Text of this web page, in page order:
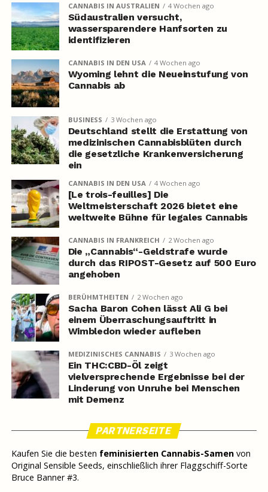
CANNABIS IN AUSTRALIEN 4 Wochen ago
Südaustralien versucht,
wassersparendere Hanfsorten zu
identifizieren
CANNABIS IN DEN USA 4 Wochen ago
Wyoming lehnt die Neueinstufung von
Cannabis ab
BUSINESS 3 Wochen ago
Deutschland stellt die Erstattung von
medizinischen Cannabisblüten durch
die gesetzliche Krankenversicherung
ein
CANNABIS IN DEN USA 4 Wochen ago
[Le trois-feuilles] Die
Weltmeisterschaft 2026 bietet eine
weltweite Bühne für legales Cannabis
CANNABIS IN FRANKREICH 2 Wochen ago
Die „Cannabis“-Geldstrafe wurde
durch das RIPOST-Gesetz auf 500 Euro
angehoben
BERÜHMTHEITEN 2 Wochen ago
Sacha Baron Cohen lässt Ali G bei
einem Überraschungsauftritt in
Wimbledon wieder aufleben
MEDIZINISCHES CANNABIS 3 Wochen ago
Ein THC:CBD-Öl zeigt
vielversprechende Ergebnisse bei der
Linderung von Unruhe bei Menschen
mit Demenz
PARTNERSEITE
Kaufen Sie die besten feminisierten Cannabis-Samenvon
Original Sensible Seeds, einschließlich ihrer Flaggschiff-Sorte
Bruce Banner #3.